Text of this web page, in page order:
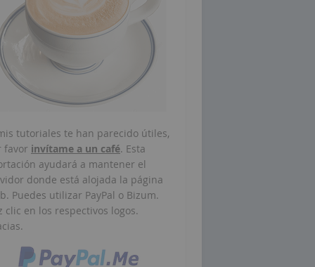
tutoriales te han parecido útiles,
favor invítame a un café. Esta
ayudará a mantener el
donde está alojada la página
Puedes utilizar PayPal o Bizum.
clic en los respectivos logos.